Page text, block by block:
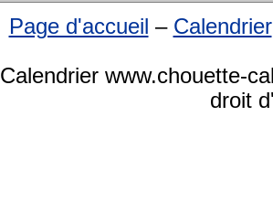
Page d'accueil – Calendrier
Calendrier www.chouette-
droit